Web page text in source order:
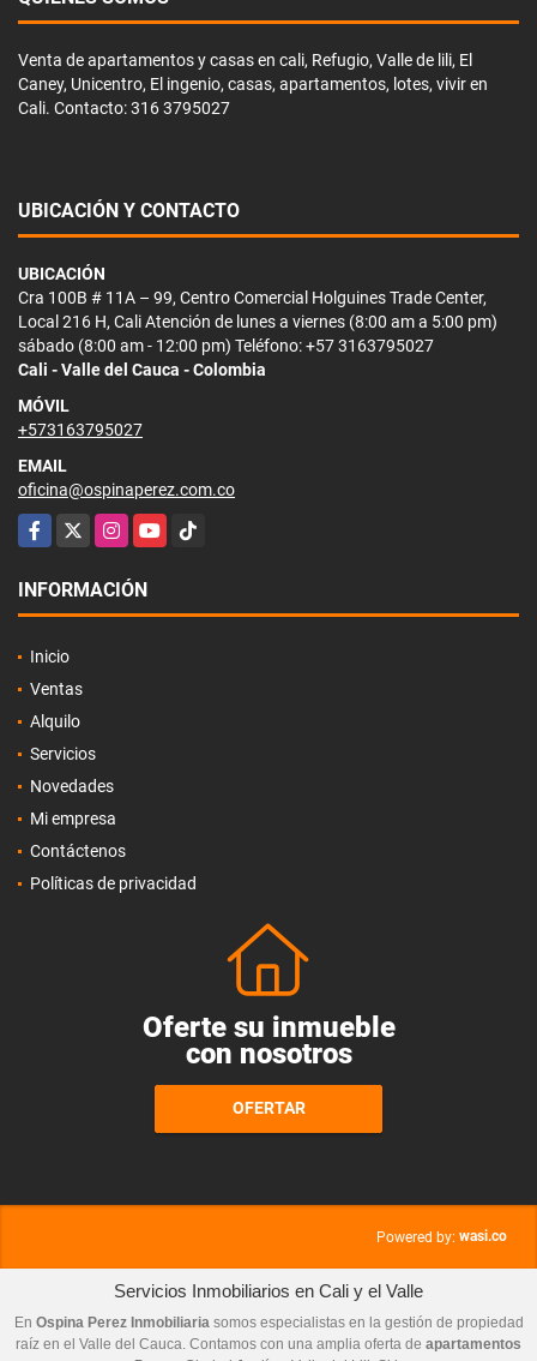
Venta de apartamentos y casas en cali, Refugio, Valle de lili, El
Caney, Unicentro, El ingenio, casas, apartamentos, lotes, vivir en
Cali. Contacto: 316 3795027
UBICACIÓN Y CONTACTO
UBICACIÓN
Cra 100B # 11A – 99, Centro Comercial Holguines Trade Center,
Local 216 H, Cali Atención de lunes a viernes (8:00 am a 5:00 pm)
sábado (8:00 am - 12:00 pm) Teléfono: +57 3163795027
Cali - Valle del Cauca - Colombia
MÓVIL
+573163795027
EMAIL
oficina@ospinaperez.com.co
Facebook
X InstagramYouTubeTikTok
INFORMACIÓN
Inicio
Ventas
Alquilo
Servicios
Novedades
Mi empresa
Contáctenos
Políticas de privacidad
Oferte su inmueble
con nosotros
OFERTAR
Powered by: wasi.co
Servicios Inmobiliarios en Cali y el Valle
En Ospina Perez Inmobiliariasomos especialistas en la gestión de propiedad
raíz en el Valle del Cauca. Contamos con una amplia oferta de apartamentos